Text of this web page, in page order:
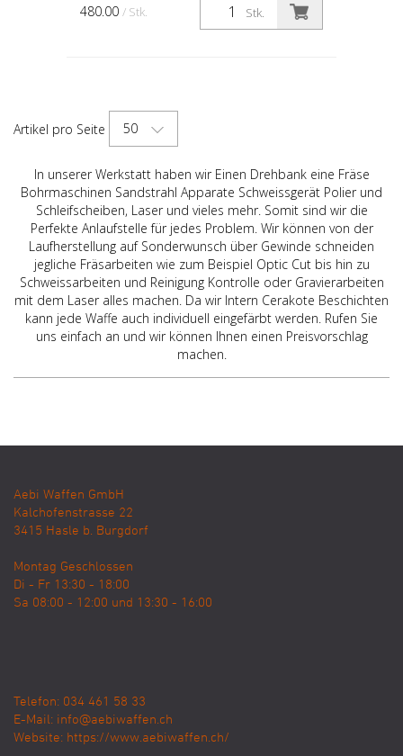
Stk.
480.00 / Stk.
Artikel pro Seite 50
In unserer Werkstatt haben wir Einen Drehbank eine Fräse
Bohrmaschinen Sandstrahl Apparate Schweissgerät Polier und
Schleifscheiben, Laser und vieles mehr. Somit sind wir die
Perfekte Anlaufstelle für jedes Problem. Wir können von der
Laufherstellung auf Sonderwunsch über Gewinde schneiden
jegliche Fräsarbeiten wie zum Beispiel Optic Cut bis hin zu
Schweissarbeiten und Reinigung Kontrolle oder Gravierarbeiten
mit dem Laser alles machen. Da wir Intern Cerakote Beschichten
kann jede Waffe auch individuell eingefärbt werden. Rufen Sie
uns einfach an und wir können Ihnen einen Preisvorschlag
machen.
Aebi Waffen GmbH
Kalchofenstrasse 22
3415 Hasle b. Burgdorf
Montag Geschlossen
Di - Fr 13:30 - 18:00
Sa 08:00 - 12:00 und 13:30 - 16:00
Telefon: 034 461 58 33
E-Mail: info@aebiwaffen.ch
Website: https://www.aebiwaffen.ch/